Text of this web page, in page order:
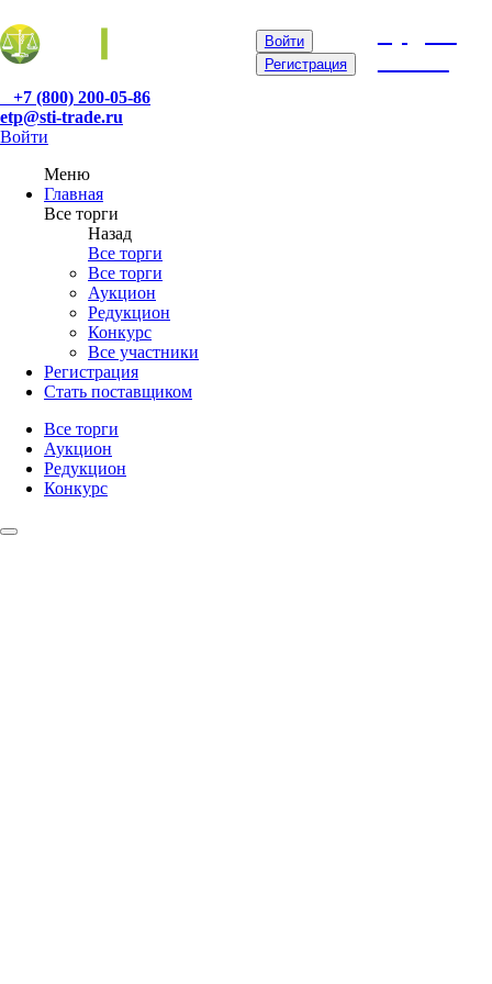
Войти
Регистрация
+7 (800) 200-05-86
etp@sti-trade.ru
Войти
Меню
Главная
Все торги
Назад
Все торги
Все торги
Аукцион
Редукцион
Конкурс
Все участники
Регистрация
Стать поставщиком
Все торги
Аукцион
Редукцион
Конкурс